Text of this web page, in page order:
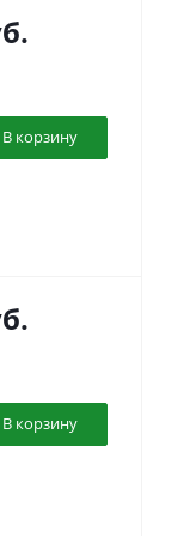
В корзину
В корзину